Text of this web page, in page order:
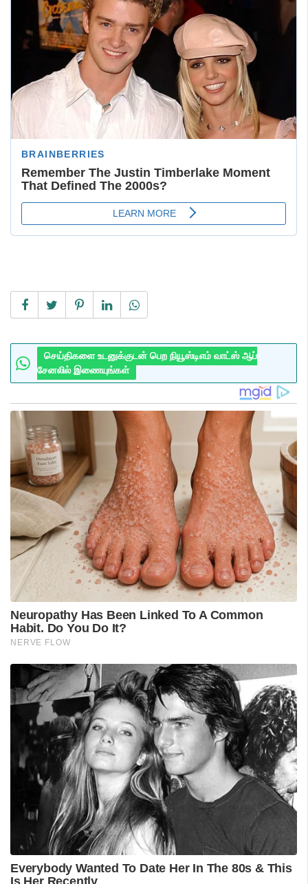
செய்திகளை உடனுக்குடன் பெற நியூஸ்டிஎம் வாட்ஸ் ஆப்
சேனலில் இணையுங்கள்